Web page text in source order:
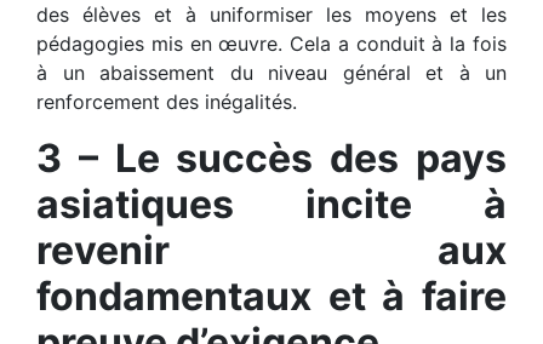
des élèves et à uniformiser les moyens et les
pédagogies mis en œuvre. Cela a conduit à la fois
à un abaissement du niveau général et à un
renforcement des inégalités.
3 – Le succès des pays
asiatiques incite à
revenir aux
fondamentaux et à faire